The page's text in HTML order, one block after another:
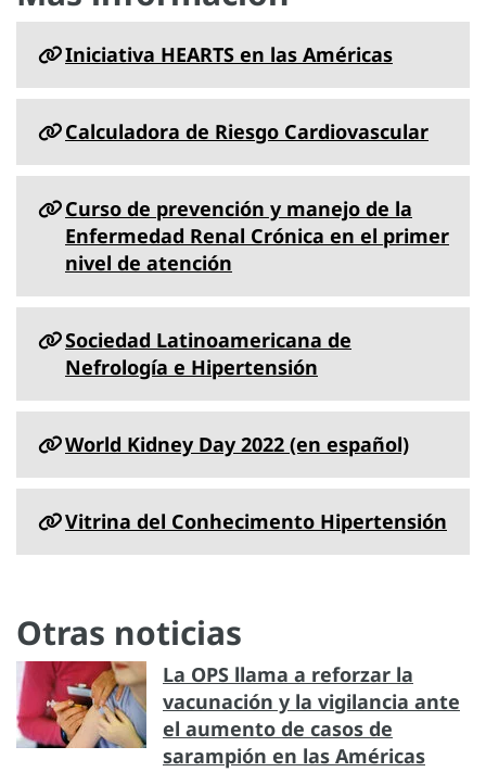
Iniciativa HEARTS en las Américas
Calculadora de Riesgo Cardiovascular
Curso de prevención y manejo de la
Enfermedad Renal Crónica en el primer
nivel de atención
Sociedad Latinoamericana de
Nefrología e Hipertensión
World Kidney Day 2022 (en español)
Vitrina del Conhecimento Hipertensión
Otras noticias
La OPS llama a reforzar la
vacunación y la vigilancia ante
el aumento de casos de
sarampión en las Américas